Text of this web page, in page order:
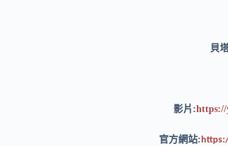
貝
影片:https://
官方網站: